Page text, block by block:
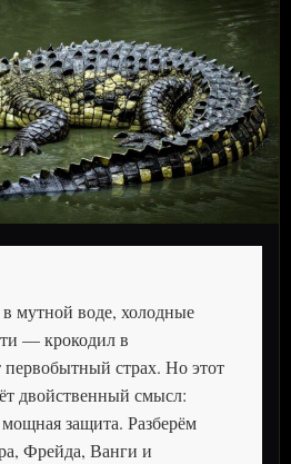
мутной воде, холодные
— крокодил в
первобытный страх. Но этот
двойственный смысл:
защита. Разберём
Фрейда, Ванги и